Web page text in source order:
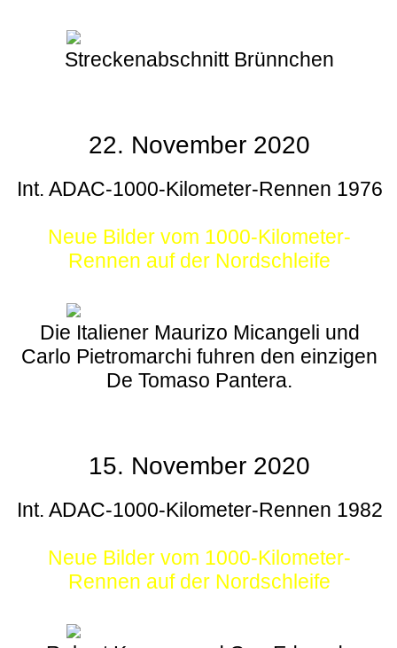
Streckenabschnitt Brünnchen
22. November 2020
Int. ADAC-1000-Kilometer-Rennen 1976
Neue Bilder vom 1000-Kilometer-
Rennen auf der Nordschleife
Die Italiener Maurizo Micangeli und
Carlo Pietromarchi fuhren den einzigen
De Tomaso Pantera.
15. November 2020
Int. ADAC-1000-Kilometer-Rennen 1982
Neue Bilder vom 1000-Kilometer-
Rennen auf der Nordschleife